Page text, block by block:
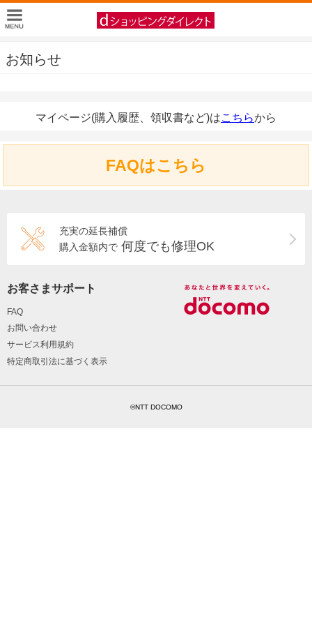
お知らせ
マイページ(購入履歴、領収書など)はこちらから
FAQはこちら
充実の延長補償
購入金額内で 何度でも修理OK
お客さまサポート
FAQ
お問い合わせ
サービス利用規約
特定商取引法に基づく表示
©NTT DOCOMO